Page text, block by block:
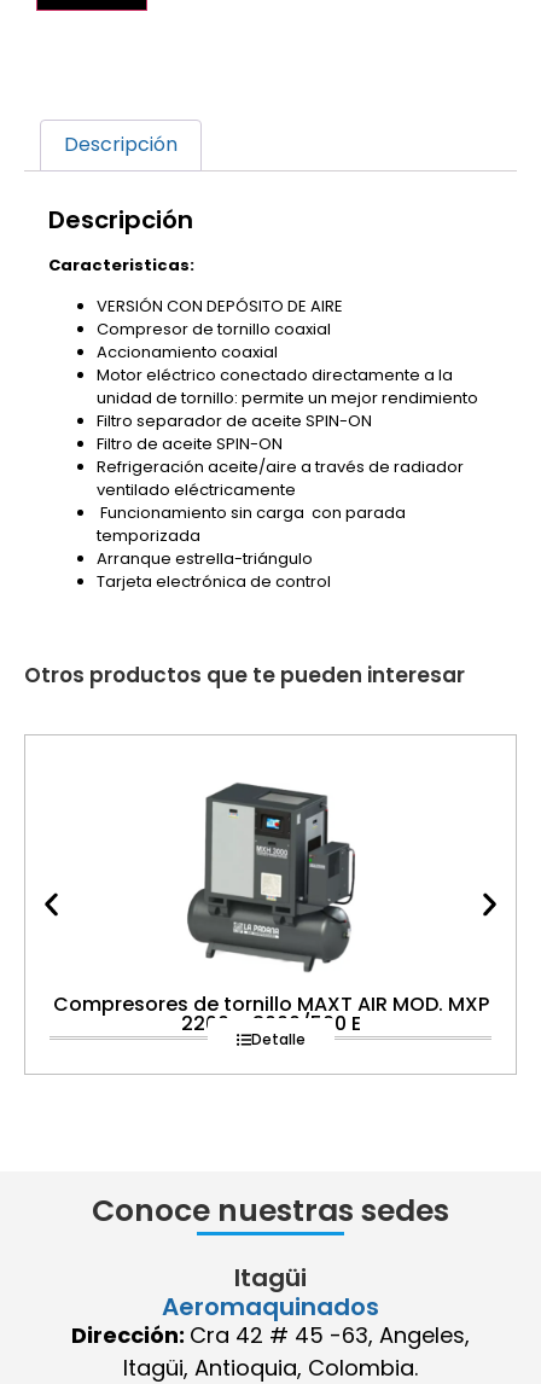
Descripción
Descripción
Caracteristicas:
VERSIÓN CON DEPÓSITO DE AIRE
Compresor de tornillo coaxial
Accionamiento coaxial
Motor eléctrico conectado directamente a la
unidad de tornillo: permite un mejor rendimiento
Filtro separador de aceite SPIN-ON
Filtro de aceite SPIN-ON
Refrigeración aceite/aire a través de radiador
ventilado eléctricamente
Funcionamiento sin carga con parada
temporizada
Arranque estrella-triángulo
Tarjeta electrónica de control
Otros productos que te pueden interesar
Compresores de tornillo MAXT AIR MOD. MXP
2200 – 3000/500 E
Detalle
Conoce nuestras sedes
Itagüi
Aeromaquinados
Dirección: Cra 42 # 45 -63, Angeles,
Itagüi, Antioquia, Colombia.